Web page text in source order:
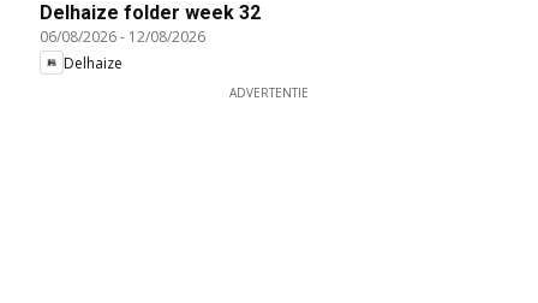
Delhaize folder week 32
06/08/2026- 12/08/2026
Delhaize
ADVERTENTIE